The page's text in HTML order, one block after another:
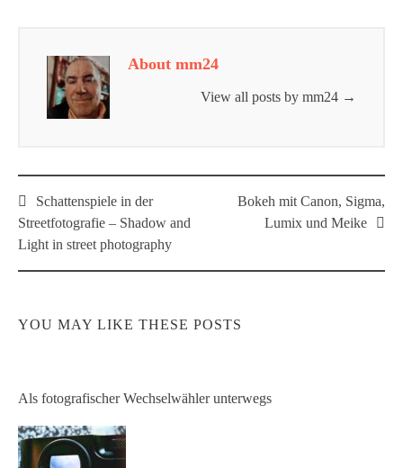
About mm24
View all posts by mm24 →
Post
navigation
Schattenspiele in der
Streetfotografie – Shadow and
Light in street photography
Bokeh mit Canon, Sigma,
Lumix und Meike
YOU MAY LIKE THESE POSTS
Als fotografischer Wechselwähler unterwegs